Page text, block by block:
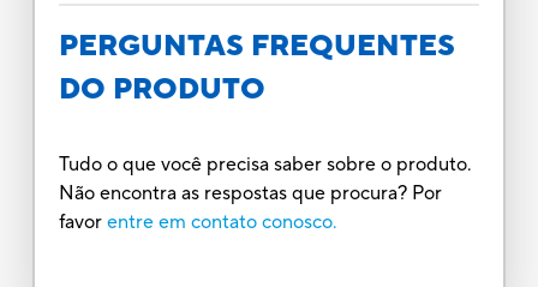
PERGUNTAS FREQUENTES
DO PRODUTO
Tudo o que você precisa saber sobre o produto.
Não encontra as respostas que procura? Por
favor entre em contato conosco.